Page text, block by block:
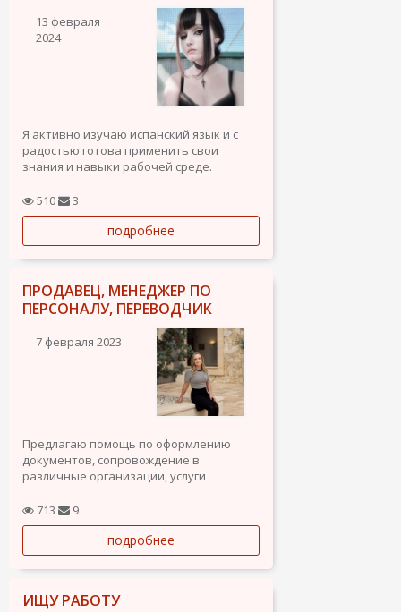
13 февраля
2024
Я активно изучаю испанский язык и с
радостью готова применить свои
знания и навыки рабочей среде.
включая должности в сфере
обслуживания, ритейла и прочих схожих
Ключевые качества:
510 3
подробнее
ПРОДАВЕЦ, МЕНЕДЖЕР ПО
ПЕРСОНАЛУ, ПЕРЕВОДЧИК
7 февраля 2023
Предлагаю помощь по оформлению
документов, сопровождение в
различные организации, услуги
варианты работы в Мадриде.
О себе: 38 лет, высшее образование,
документы с правом на работу в
Испании, местные водительские права,
личный...
713 9
подробнее
ИЩУ РАБОТУ